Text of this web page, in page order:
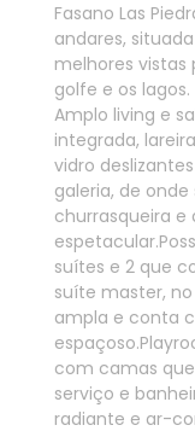
Fasano Las
andares,
melhores vistas
golfe e os lagos.
Amplo living e
integrada,
vidro
galeria, de
churrasqueira e
suítes e 2 que
suíte master,
ampla e conta
com camas
serviço e
radiante e ar-